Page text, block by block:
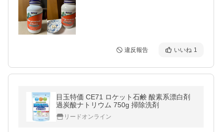
違反報告 いいね 1
目玉特価 CE71 ロケット石鹸 酸素系漂白剤
過炭酸ナトリウム 750g 掃除洗剤
リードオンライン